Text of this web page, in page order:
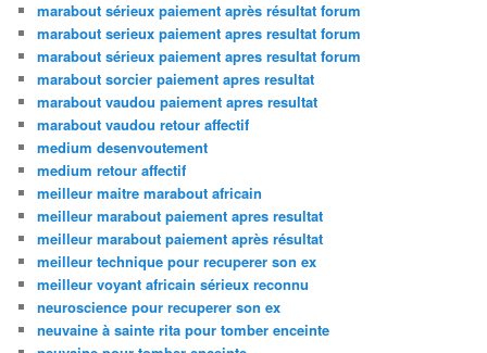
marabout sérieux paiement après résultat forum
marabout serieux paiement apres resultat forum
marabout sérieux paiement apres resultat forum
marabout sorcier paiement apres resultat
marabout vaudou paiement apres resultat
marabout vaudou retour affectif
medium desenvoutement
medium retour affectif
meilleur maitre marabout africain
meilleur marabout paiement apres resultat
meilleur marabout paiement après résultat
meilleur technique pour recuperer son ex
meilleur voyant africain sérieux reconnu
neuroscience pour recuperer son ex
neuvaine à sainte rita pour tomber enceinte